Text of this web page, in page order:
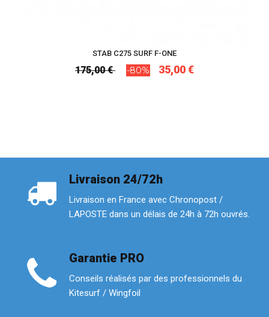
STAB C275 SURF F-ONE
175,00 € -80% 35,00 €
Livraison 24/72h
Livraison en France avec Chronopost /
LAPOSTE dans un délais de 24h à 72h ouvrés.
Garantie PRO
Conseils réalisés par des professionnels du
Kitesurf / Wingfoil